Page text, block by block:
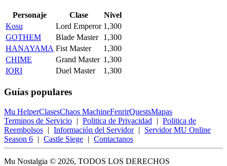
Personaje Clase
Nivel
Kosu
Lord Emperor 1,300
GOTHEM
Blade Master
1,300
HANAYAMA Fist Master
1,300
CHIME
Grand Master 1,300
IORI
Duel Master 1,300
Guías populares
Mu HelperClasesChaos MachineFenrirQuestsMapas
Terminos de Servicio | Politica de Privacidad | Politica de
Reembolsos | Información del Servidor |
Servidor MU Online
Season 6 | Castle Siege | Contactanos
Mu Nostalgia © 2026, TODOS LOS DERECHOS